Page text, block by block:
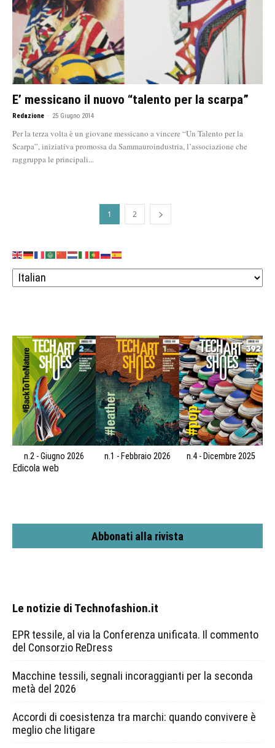
E’ messicano il nuovo “talento per la scarpa”
Redazione - 25 Giugno 2014
Per la terza volta è un giovane messicano a vincere “Un Talento per la
Scarpa”, iniziativa promossa da Sammauroindustria, l’associazione che
raggruppa le principali...
1 2
n.2 - Giugno 2026 n.1 - Febbraio 2026 n.4 - Dicembre 2025
Edicola web
Abbonati alla rivista
Le notizie di Technofashion.it
EPR tessile, al via la Conferenza unificata. Il commento
del Consorzio ReDress
Macchine tessili, segnali incoraggianti per la seconda
metà del 2026
Accordi di coesistenza tra marchi: quando convivere è
meglio che litigare